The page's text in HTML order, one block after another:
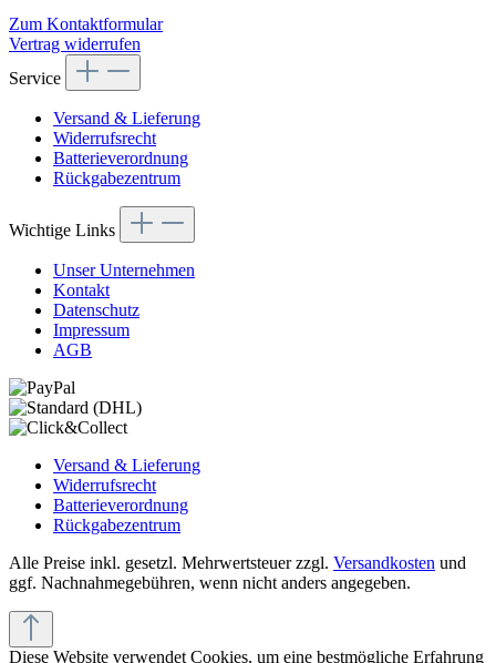
Zum Kontaktformular
Vertrag widerrufen
Service
Versand & Lieferung
Widerrufsrecht
Batterieverordnung
Rückgabezentrum
Wichtige Links
Unser Unternehmen
Kontakt
Datenschutz
Impressum
AGB
Versand & Lieferung
Widerrufsrecht
Batterieverordnung
Rückgabezentrum
Alle Preise inkl. gesetzl. Mehrwertsteuer zzgl. Versandkosten und
ggf. Nachnahmegebühren, wenn nicht anders angegeben.
Diese Website verwendet Cookies, um eine bestmögliche Erfahrung